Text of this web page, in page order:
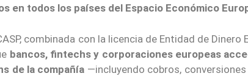
en todos los países del Espacio Económico
combinada con la licencia de Entidad de Dinero
bancos, fintechs y corporaciones europeas
de la compañía —incluyendo cobros,